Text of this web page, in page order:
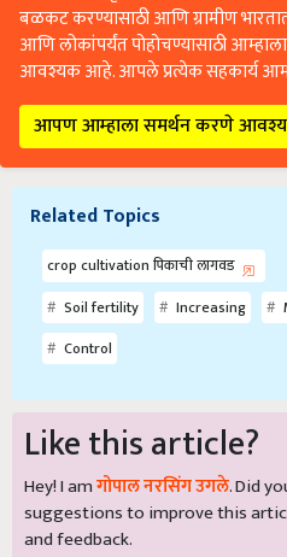
बळकट करण्यासाठी आणि ग्रामीण
आणि लोकांपर्यंत पोहोचण्यासाठी
आवश्यक आहे. आपले प्रत्येक सहकार्य
आपण आम्हाला समर्थन करणे
Related Topics
crop cultivation पिकाची लागवड
Soil fertility
Increasing
Control
Like this article?
Hey! I amगोपाल नरसिंग उगले. Did
suggestions to improve this
and feedback.